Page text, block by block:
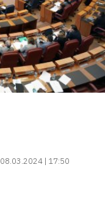
08.03.2024 | 17:50